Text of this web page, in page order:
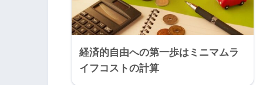
経済的自由への第一歩はミニマムラ
イフコストの計算